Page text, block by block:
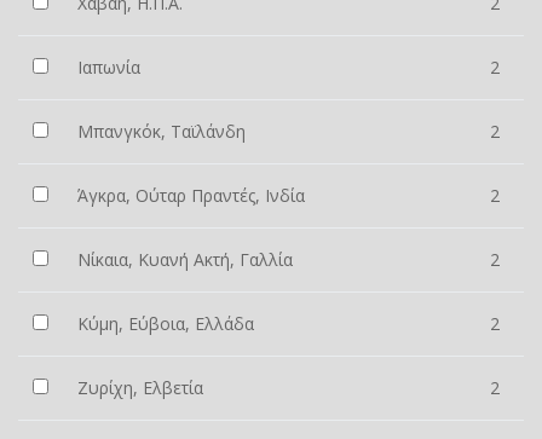
Ιαπωνία 2
Μπανγκόκ, Ταϊλάνδη 2
Άγκρα, Ούταρ Πραντές, Ινδία 2
Νίκαια, Κυανή Ακτή, Γαλλία 2
Κύμη, Εύβοια, Ελλάδα 2
Ζυρίχη, Ελβετία 2